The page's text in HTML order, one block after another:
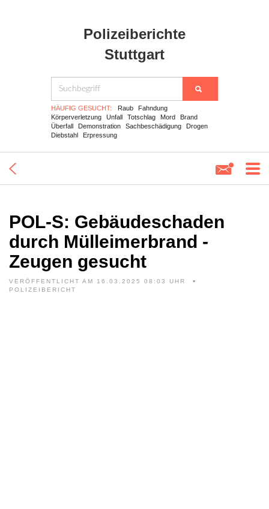
Polizeiberichte
Stuttgart
HÄUFIG GESUCHT: Raub
Fahndung
Körperverletzung
Unfall Totschlag Mord
Brand
Überfall
Demonstration Sachbeschädigung
Drogen
Diebstahl
Erpressung
POL-S: Gebäudeschaden
durch Mülleimerbrand -
Zeugen gesucht
VERÖFFENTLICHT AM 16.03.2025 08:03 UHR
POLIZEIBERICHT